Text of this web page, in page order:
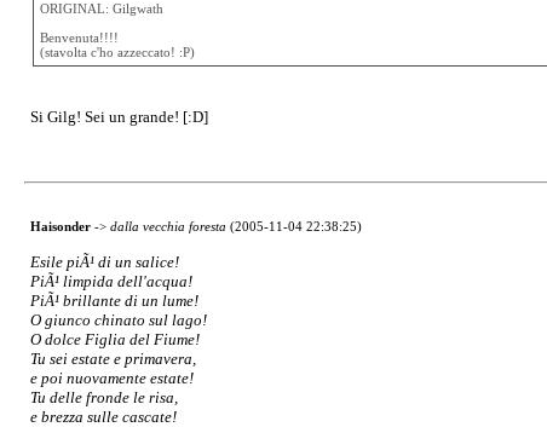
ORIGINAL: Gilgwath
Benvenuta!!!!
(stavolta c'ho azzeccato! :P)
Si Gilg! Sei un grande! [:D]
Haisonder-> dalla vecchia foresta (2005-11-04 22:38:25)
Esile piÃ¹ di un salice!
PiÃ¹ limpida dell'acqua!
PiÃ¹ brillante di un lume!
O giunco chinato sul lago!
O dolce Figlia del Fiume!
Tu sei estate e primavera,
e poi nuovamente estate!
Tu delle fronde le risa,
e brezza sulle cascate!